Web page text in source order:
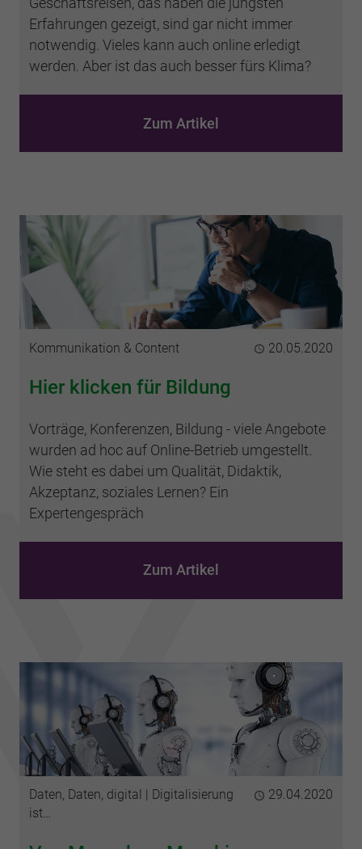
Erfahrungen gezeigt, sind gar nicht immer
notwendig. Vieles kann auch online erledigt
werden. Aber ist das auch besser fürs Klima?
Zum Artikel
Kategorie
Kommunikation & Content Publiziert
20.05.2020
Hier klicken für Bildung
Vorträge, Konferenzen, Bildung - viele Angebote
wurden ad hoc auf Online-Betrieb umgestellt.
Wie steht es dabei um Qualität, Didaktik,
Akzeptanz, soziales Lernen? Ein
Expertengespräch
Zum Artikel
Kategorien
Daten, Daten, digital
Digitalisierung
ist…
Publiziert
29.04.2020